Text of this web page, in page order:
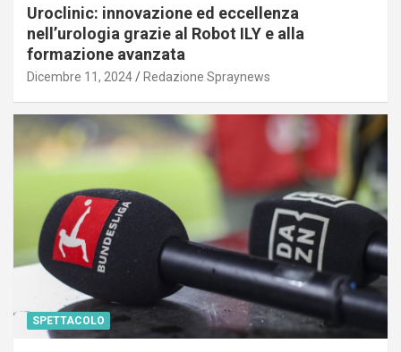
Uroclinic: innovazione ed eccellenza
nell’urologia grazie al Robot ILY e alla
formazione avanzata
Dicembre 11, 2024 Redazione Spraynews
SPETTACOLO